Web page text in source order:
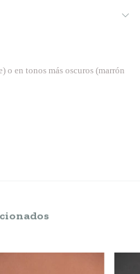
o en tonos más oscuros (marrón